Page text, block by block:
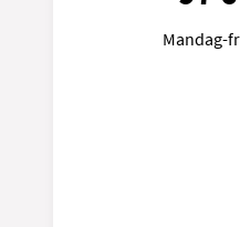
Mandag-